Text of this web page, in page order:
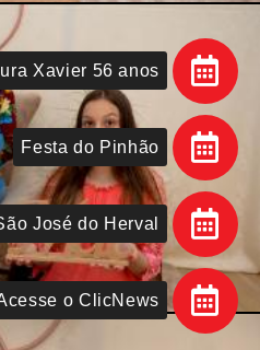
o ClicNews
José do Herval
Festa do Pinhão
Xavier 56 anos